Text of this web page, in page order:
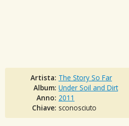
Artista: The Story So Far
Album: Under Soil and Dirt
Anno: 2011
Chiave: sconosciuto